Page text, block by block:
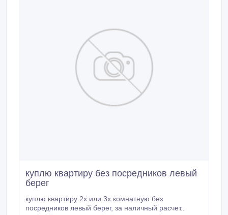
куплю квартиру без посредников левый
берег
куплю квартиру 2х или 3х комнатную без
посредников левый берег, за наличный расчет..